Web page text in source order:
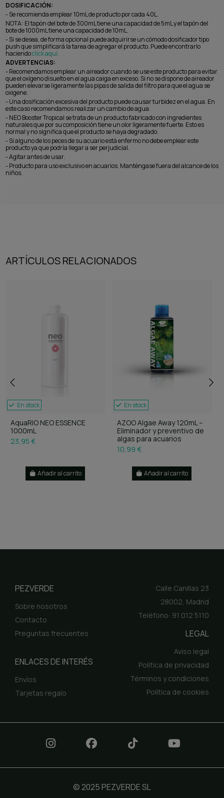
DOSIFICACIÓN:
- Se recomienda emplear 10mL de producto por cada 40L.
NOTA: El tapón del bote de 300mL tiene una capacidad de 5mL y el tapón del
bote de 1000mL tiene una capacidad de 10mL.
- Si se desea, de forma opcional puede adquirirse un cómodo dosificador tipo
push que simplificará la tarea de agregar el producto. Puede encontrarlo
haciendoclick aquí.
ADVERTENCIAS:
- Recomendamos emplear un aireador cuando se use este producto para evitar
que el oxígeno disuelto en el agua caiga en exceso. Si no se dispone de aireador
pueden elevarse ligeramente las pipas de salida del filtro para que el agua se
oxigene.
- Una dosificación excesiva del producto puede causar turbidez en el agua. En
este caso recomendamos realizar un cambio de agua.
- NEO Booster Tropical se trata de un producto fabricado con ingredientes
naturales que por su composición tiene un olor ligeramente fuerte. Esto es
normal y no significa que el producto se haya degradado.
- Si alguno de los peces de su acuario está enfermo no debe emplear este
producto ya que podría llegar a ser perjudicial.
- Agitar antes de usar.
- Producto para uso exclusivo en acuarios. Manténgase fuera del alcance de los
niños.
ARTÍCULOS RELACIONADOS
En stock
AquaRIO NEO ESSENCE
1000mL
23,95 €
Añadir al carrito
En stock
AZOO Algae Away 120mL –
Eliminador y preventivo de
algas para acuarios
10,99 €
Añadir al carrito
PEZVERDE
Sobre nosotros
Contacto
Preguntas frecuentes
ENLACES DE INTERÉS
Envíos
Tarjetas regalo
Calle Canillas 23
28002, Madrid
Teléfono: 91 012 5110
LEGAL
Aviso legal
Política de privacidad
Términos y condiciones
Política de cookies
© 2025 PEZVERDE SL